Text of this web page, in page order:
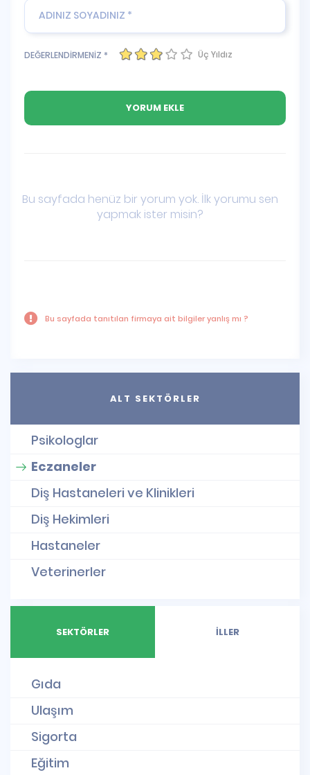
DEĞERLENDİRMENİZ * Üç Yıldız
Bu sayfada henüz bir yorum yok. İlk yorumu sen
yapmak ister misin?
Bu sayfada tanıtılan firmaya ait bilgiler yanlış mı ?
ALT SEKTÖRLER
Psikologlar
Eczaneler
Diş Hastaneleri ve Klinikleri
Diş Hekimleri
Hastaneler
Veterinerler
SEKTÖRLER İLLER
Gıda
Ulaşım
Sigorta
Eğitim